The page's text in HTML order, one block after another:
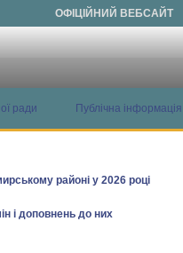
ОФІЦІЙНИЙ ВЕБСАЙТ
ради
Публічна інформація
районі у 2026 році
і доповнень до них